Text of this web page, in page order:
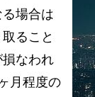
場合は
ること
なわれ
月程度の